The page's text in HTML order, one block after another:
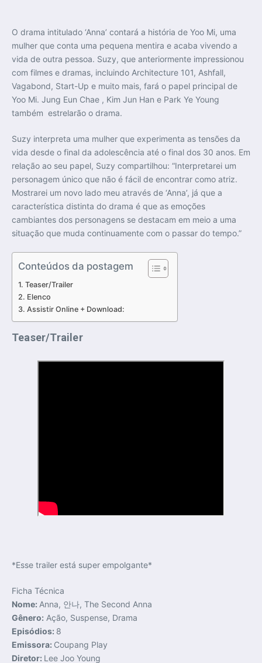
O drama intitulado ‘Anna’ contará a história de Yoo Mi, uma
mulher que conta uma pequena mentira e acaba vivendo a
vida de outra pessoa. Suzy, que anteriormente impressionou
com filmes e dramas, incluindo Architecture 101, Ashfall,
Vagabond, Start-Up e muito mais, fará o papel principal de
Yoo Mi. Jung Eun Chae , Kim Jun Han e Park Ye Young
também estrelarão o drama.
Suzy interpreta uma mulher que experimenta as tensões da
vida desde o final da adolescência até o final dos 30 anos. Em
relação ao seu papel, Suzy compartilhou: “Interpretarei um
personagem único que não é fácil de encontrar como atriz.
Mostrarei um novo lado meu através de ‘Anna’, já que a
característica distinta do drama é que as emoções
cambiantes dos personagens se destacam em meio a uma
situação que muda continuamente com o passar do tempo.”
Conteúdos da postagem
Teaser/Trailer
Elenco
Assistir Online + Download:
Teaser/Trailer
*Esse trailer está super empolgante*
Ficha Técnica
Nome: Anna, 안나, The Second Anna
Gênero: Ação, Suspense, Drama
Episódios: 8
Emissora: Coupang Play
Diretor: Lee Joo Young